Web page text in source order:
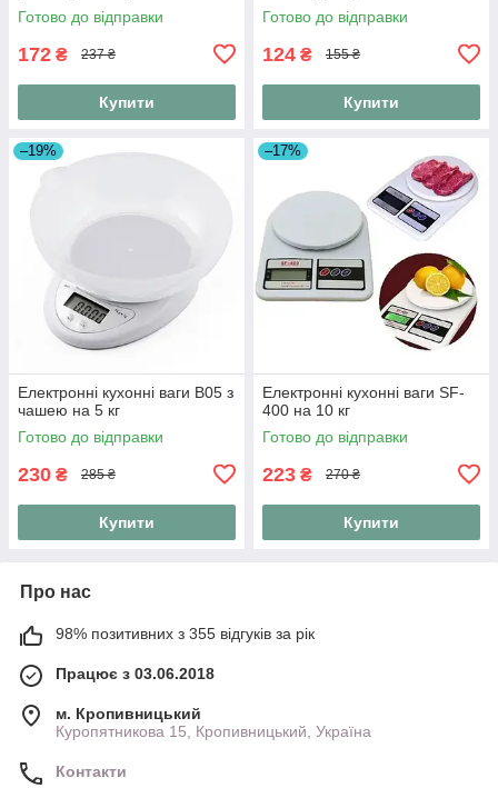
Готово до відправки
172 ₴ 237 ₴
Купити
Готово до відправки
124 ₴ 155 ₴
Купити
–19%
Електронні кухонні ваги B05 з
чашею на 5 кг
Готово до відправки
230 ₴ 285 ₴
Купити
–17%
Електронні кухонні ваги SF-
400 на 10 кг
Готово до відправки
223 ₴ 270 ₴
Купити
Про нас
98% позитивних з 355 відгуків за рік
Працює з 03.06.2018
м. Кропивницький
Куропятникова 15, Кропивницький, Україна
Контакти